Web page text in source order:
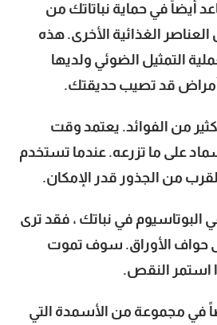
أيضاً في حماية نباتاتك من
الغذائية الأخرى. هذه
التمثيل الضوئي ولديها
أمراض قد تصيب حديقتك.
من الفوائد. يعتمد وقت
على ما تزرعه. عندما تستخدم
من الجذور قدر الإمكان.
في نباتك ، فقد ترى
على حواف الأوراق. سوف تموت
استمر النقص.
في مجموعة من الأسمدة التي